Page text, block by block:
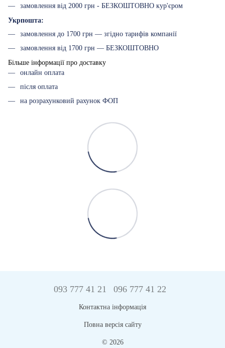
замовлення від 2000 грн - БЕЗКОШТОВНО кур'єром
Укрпошта:
замовлення до 1700 грн — згідно тарифів компанії
замовлення від 1700 грн — БЕЗКОШТОВНО
Більше інформації про доставку
онлайн оплата
після оплата
на розрахунковий рахунок ФОП
093 777 41 21 096 777 41 22
Контактна інформація
Повна версія сайту
© 2026